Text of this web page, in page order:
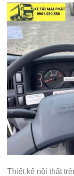
Thiết kế nội thất